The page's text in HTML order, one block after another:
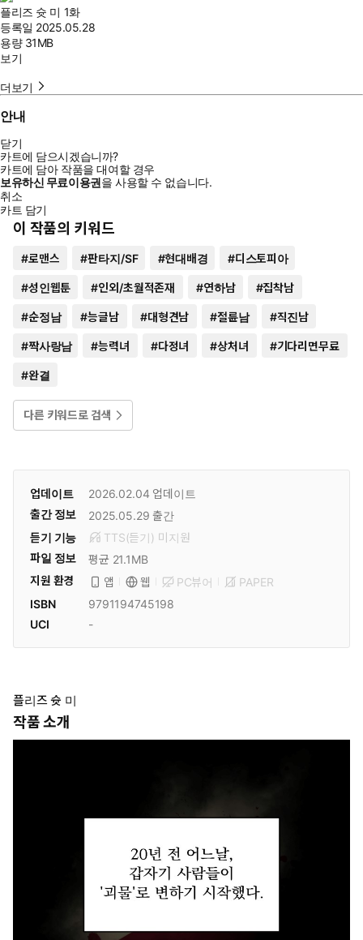
플리즈 슛 미 1화
등록일 2025.05.28
용량 31MB
보기
더보기
안내
닫기
카트에 담으시겠습니까?
카트에 담아 작품을 대여할 경우
보유하신 무료이용권을 사용할 수 없습니다.
취소
카트 담기
이 작품의 키워드
#로맨스 #판타지/SF #현대배경 #디스토피아
#성인웹툰 #인외/초월적존재 #연하남 #집착남
#순정남 #능글남 #대형견남 #절륜남 #직진남
#짝사랑남 #능력녀 #다정녀 #상처녀 #기다리면무료
#완결
다른 키워드로 검색
업데이트 2026.02.04 업데이트
출간 정보
2025.05.29 출간
듣기 기능
TTS(듣기) 미 지원
파일 정보
평균 21.1MB
지원 환경
앱 웹 PC뷰어
PAPER
ISBN
9791194745198
UCI
-
플리즈 슛 미
작품 소개